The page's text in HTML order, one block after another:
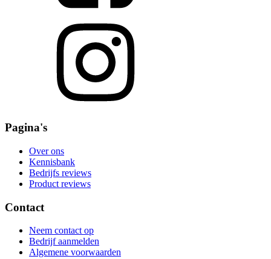
Pagina's
Over ons
Kennisbank
Bedrijfs reviews
Product reviews
Contact
Neem contact op
Bedrijf aanmelden
Algemene voorwaarden